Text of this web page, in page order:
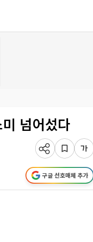
넘어섰다
구글 선호매체 추가